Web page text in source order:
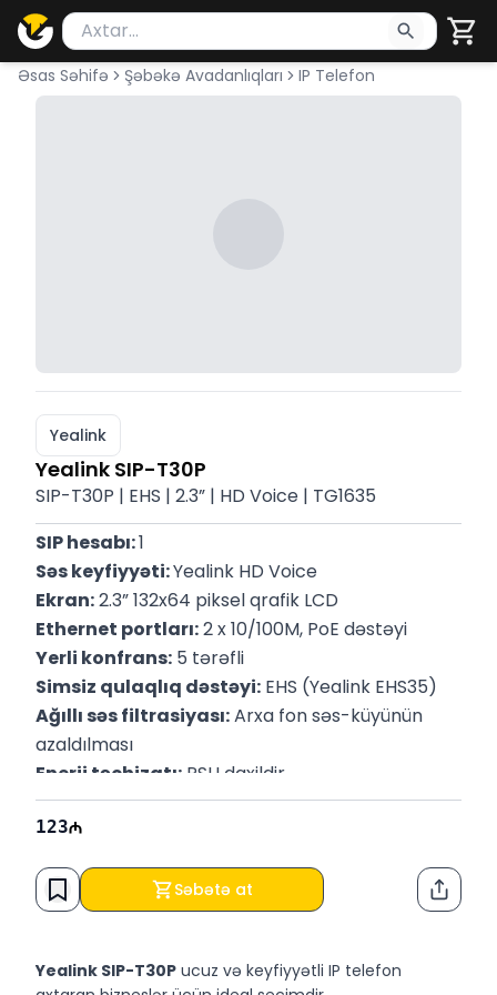
Məhsul axtar
Axtarış üçün ən azı 2 simvol yazın. Göndərmək
Əsas Səhifə Şəbəkə Avadanlıqları IP Telefon
Yealink
Yealink SIP-T30P
SIP-T30P | EHS | 2.3” | HD Voice | TG1635
SIP hesabı: 1
Səs keyfiyyəti: Yealink HD Voice
Ekran: 2.3” 132x64 piksel qrafik LCD
Ethernet portları: 2 x 10/100M, PoE dəstəyi
Yerli konfrans: 5 tərəfli
Simsiz qulaqlıq dəstəyi: EHS (Yealink EHS35)
Ağıllı səs filtrasiyası: Arxa fon səs-küyünün
azaldılması
Enerji təchizatı: PSU daxildir
Təhlükəsizlik: TLS 1.3 şifrələmə dəstəyi
Zəmanət:
123
Səbətə at
Yealink SIP-T30P ucuz və keyfiyyətli IP telefon